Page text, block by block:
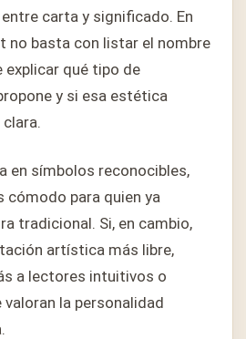
carta y significado. En
no basta con listar el nombre
explicar qué tipo de
y si esa estética
en símbolos reconocibles,
cómodo para quien ya
tradicional. Si, en cambio,
artística más libre,
a lectores intuitivos o
la personalidad